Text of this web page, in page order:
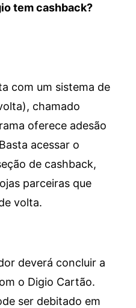
tem cashback?
com um sistema de
chamado
oferece adesão
acessar o
de cashback,
parceiras que
volta.
deverá concluir a
o Digio Cartão.
ser debitado em